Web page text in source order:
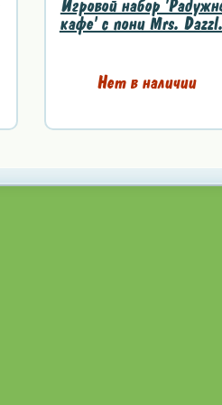
Игровой набор
кафе' с пони Mrs.
Нет в наличии